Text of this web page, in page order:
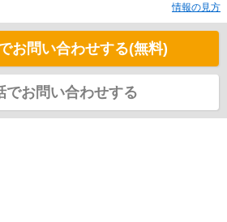
情報の見方
お問い合わせする(無料)
でお問い合わせする